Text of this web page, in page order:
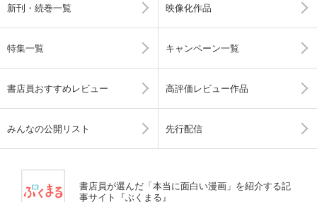
新刊・続巻一覧 映像化作品
特集一覧 キャンペーン一覧
書店員おすすめレビュー 高評価レビュー作品
みんなの公開リスト 先行配信
書店員が選んだ「本当に面白い漫画」を紹介する記
事サイト『ぶくまる』